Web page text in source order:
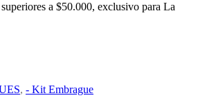
a $50.000, exclusivo para La
, - Kit Embrague